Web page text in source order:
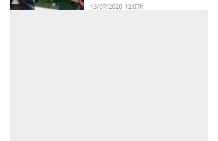
13/07/2020 12:07h